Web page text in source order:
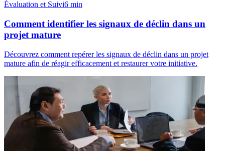
Évaluation et Suivi6 min
Comment identifier les signaux de déclin dans un
projet mature
Découvrez comment repérer les signaux de déclin dans un projet
mature afin de réagir efficacement et restaurer votre initiative.